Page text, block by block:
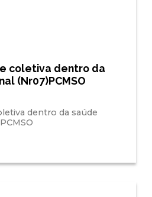
coletiva dentro da
(Nr07)PCMSO
dentro da saúde